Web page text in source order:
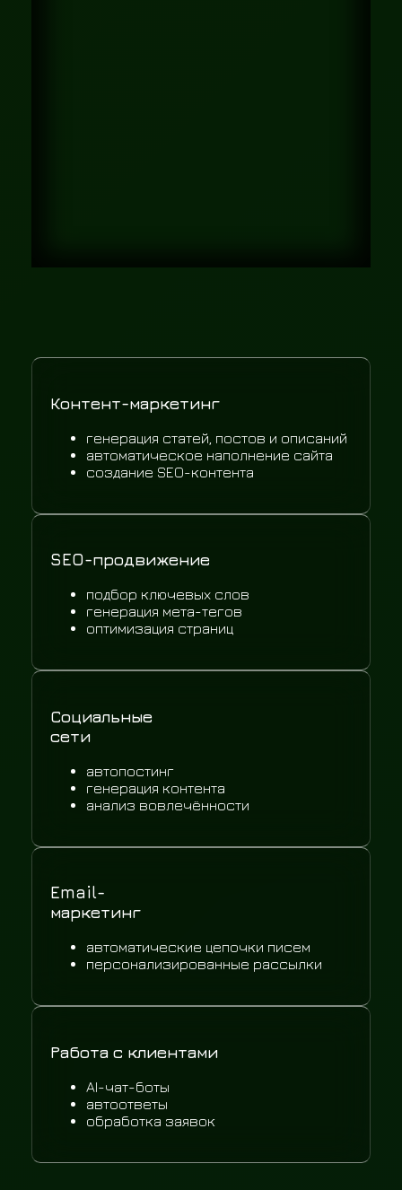
Контент-маркетинг
генерация статей, постов и описаний
автоматическое наполнение сайта
создание SEO-контента
SEO-продвижение
подбор ключевых слов
генерация мета-тегов
оптимизация страниц
Социальные
сети
автопостинг
генерация контента
анализ вовлечённости
Email-
маркетинг
автоматические цепочки писем
персонализированные рассылки
Работа с клиентами
AI-чат-боты
автоответы
обработка заявок